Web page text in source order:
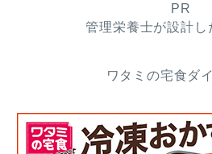
PR
管理栄養士が設計し
ワタミの宅食ダ